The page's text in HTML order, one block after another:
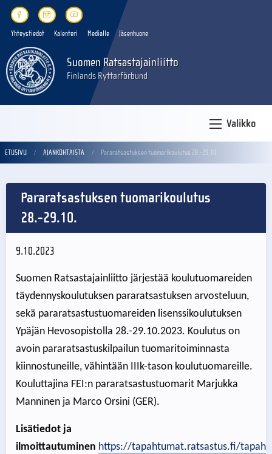
Yhteystiedot Kalenteri Medialle Jäsenhuone
Suomen Ratsastajainliitto
Finlands Ryttarförbund
Valikko
ETUSIVU AJANKOHTAISTA Pararatsastuksen tuomarikoulutus 28.-29.10.
Pararatsastuksen tuomarikoulutus
28.-29.10.
9.10.2023
Suomen Ratsastajainliitto järjestää koulutuomareiden
täydennyskoulutuksen pararatsastuksen arvosteluun,
sekä pararatsastustuomareiden lisenssikoulutuksen
Ypäjän Hevosopistolla 28.-29.10.2023. Koulutus on
avoin pararatsastuskilpailun tuomaritoiminnasta
kiinnostuneille, vähintään IIIk-tason koulutuomareille.
Kouluttajina FEI:n pararatsastustuomarit Marjukka
Manninen ja Marco Orsini (GER).
Lisätiedot ja
ilmoittautuminen https://tapahtumat.ratsastus.fi/